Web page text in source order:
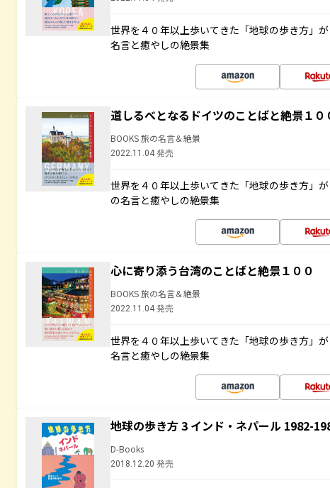
世界を４０年以上歩いてきた「地球の歩き方」
名言と癒やしの絶景集
道しるべとなるドイツのことばと絶景１０
BOOKS 旅の名言＆絶景
2022.11.04 発売
世界を４０年以上歩いてきた「地球の歩き方」
の名言と癒やしの絶景集
心に寄り添う台湾のことばと絶景１００
BOOKS 旅の名言＆絶景
2022.11.04 発売
世界を４０年以上歩いてきた「地球の歩き方」
名言と癒やしの絶景集
地球の歩き方 3 インド・ネパール 1982-
D-Books
2018.12.20 発売